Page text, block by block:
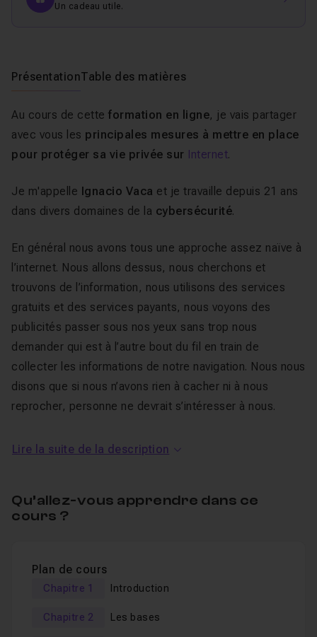
Un cadeau utile.
PrésentationTable des matières
Au cours de cette formation en ligne, je vais partager
avec vous les principales mesures à mettre en place
pour protéger sa vie privée sur Internet.
Je m'appelle Ignacio Vaca et je travaille depuis 21 ans
dans divers domaines de la cybersécurité.
En général nous avons tous une approche assez naïve à
l’internet. Nous allons dessus, nous cherchons et
trouvons de l’information, nous utilisons des services
gratuits et des services payants, nous voyons des
publicités passer sous nos yeux sans trop nous
demander qui est à l’autre bout du fil en train de
collecter les informations de notre navigation. Nous nous
disons que si nous n’avons rien à cacher ni à nous
reprocher, personne ne devrait s’intéresser à nous.
Mais ce n’est pas parce que nous ne posons pas la
spécialistes de la propagande et des agences de
surveillance qui font tout pour récolter de plus en plus
L’Internet est devenu, ces dernières années une vraie
mine d’or pour collecter des données sur la population.
notre utilisation des réseaux sociaux et autres blogs et
Lire la suite de la description
Qu’allez-vous apprendre dans ce
cours ?
Plan de cours
Chapitre 1 Introduction
Chapitre 2 Les bases